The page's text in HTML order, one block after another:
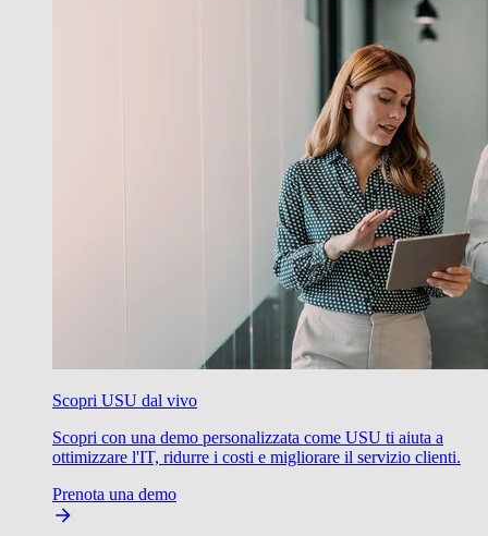
Scopri USU dal vivo
Scopri con una demo personalizzata come USU ti aiuta a
ottimizzare l'IT, ridurre i costi e migliorare il servizio clienti.
Prenota una demo